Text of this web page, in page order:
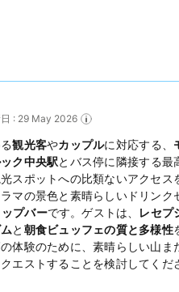
: 29 May 2026
観光客やカップルに対応する、
ク中央駅とバス停に隣接する最
スポットへの比類ないアクセス
マの景色と素晴らしいドリンク
プバーです。ゲストは、 レセプ
と 朝食ビュッフェの質と多様性
体験のために、素晴らしい山ま
エストすることを検討してくだ